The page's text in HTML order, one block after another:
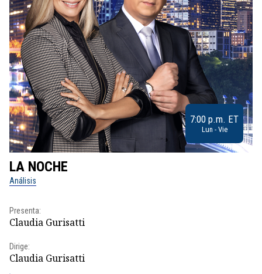
7:00 p.m. ET
Lun - Vie
LA NOCHE
Análisis
Presenta:
Claudia Gurisatti
Dirige:
Claudia Gurisatti